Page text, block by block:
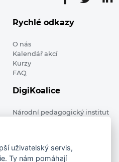
Rychlé odkazy
O nás
Kalendář akcí
Kurzy
FAQ
DigiKoalice
Národní pedagogický institut
uživatelský servis,
Ty nám pomáhají